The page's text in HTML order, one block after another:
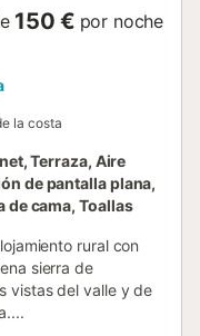
150 € por noche
la costa
Terraza, Aire
de pantalla plana,
de cama, Toallas
rural con
sierra de
vistas del valle y de